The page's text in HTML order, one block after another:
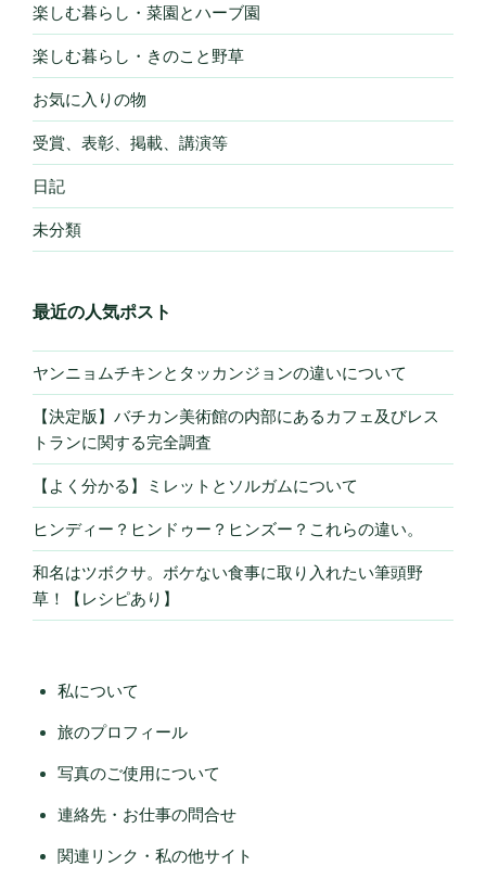
楽しむ暮らし・菜園とハーブ園
楽しむ暮らし・きのこと野草
お気に入りの物
受賞、表彰、掲載、講演等
日記
未分類
最近の人気ポスト
ヤンニョムチキンとタッカンジョンの違いについて
【決定版】バチカン美術館の内部にあるカフェ及びレス
トランに関する完全調査
【よく分かる】ミレットとソルガムについて
ヒンディー？ヒンドゥー？ヒンズー？これらの違い。
和名はツボクサ。ボケない食事に取り入れたい筆頭野
草！【レシピあり】
私について
旅のプロフィール
写真のご使用について
連絡先・お仕事の問合せ
関連リンク・私の他サイト